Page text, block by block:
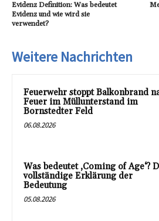
Evidenz Definition: Was bedeutet
Evidenz und wie wird sie
verwendet?
Weitere Nachrichten
Feuerwehr stoppt Balkonbrand
Feuer im Müllunterstand im
Bornstedter Feld
06.08.2026
Was bedeutet ‚Coming of Age‘?
vollständige Erklärung der
Bedeutung
05.08.2026